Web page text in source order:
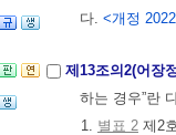
다. <개정
제13조의2(어장
하는 경우”란
1. 별표 2 제2